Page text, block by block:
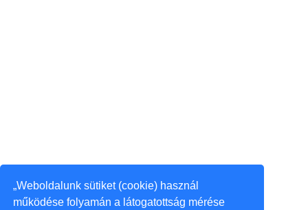
„Weboldalunk sütiket (cookie) használ
működése folyamán a látogatottság mérése